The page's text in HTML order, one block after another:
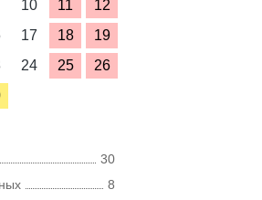
10 11
12
17 18
19
24 25
26
30
8